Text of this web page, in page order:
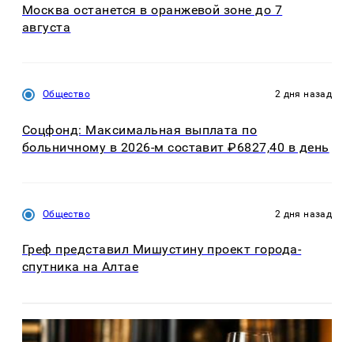
Москва останется в оранжевой зоне до 7
августа
Общество 2 дня назад
Соцфонд: Максимальная выплата по
больничному в 2026-м составит ₽6827,40 в день
Общество 2 дня назад
Греф представил Мишустину проект города-
спутника на Алтае